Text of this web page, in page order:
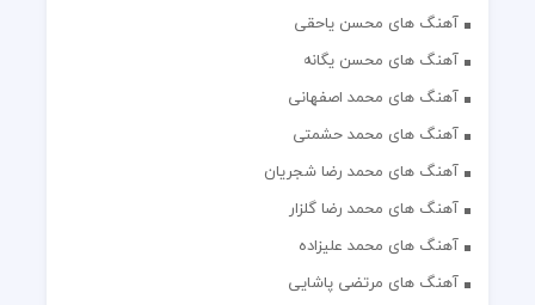
آهنگ های محسن یاحقی
آهنگ های محسن یگانه
آهنگ های محمد اصفهانی
آهنگ های محمد حشمتی
آهنگ های محمد رضا شجریان
آهنگ های محمد رضا گلزار
آهنگ های محمد علیزاده
آهنگ های مرتضی پاشایی